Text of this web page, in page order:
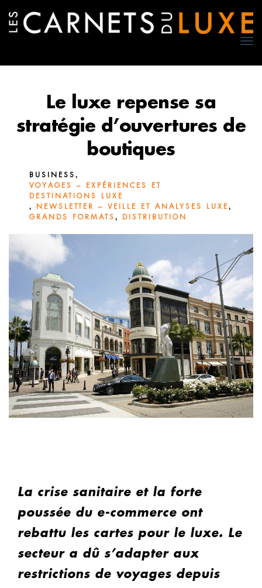
Le luxe repense sa
stratégie d’ouvertures de
boutiques
BUSINESS ,
VOYAGES – EXPÉRIENCES ET
DESTINATIONS LUXE
, NEWSLETTER – VEILLE ET ANALYSES LUXE,
GRANDS FORMATS , DISTRIBUTION
La crise sanitaire et la forte
poussée du e-commerce ont
rebattu les cartes pour le luxe. Le
secteur a dû s’adapter aux
restrictions de voyages depuis